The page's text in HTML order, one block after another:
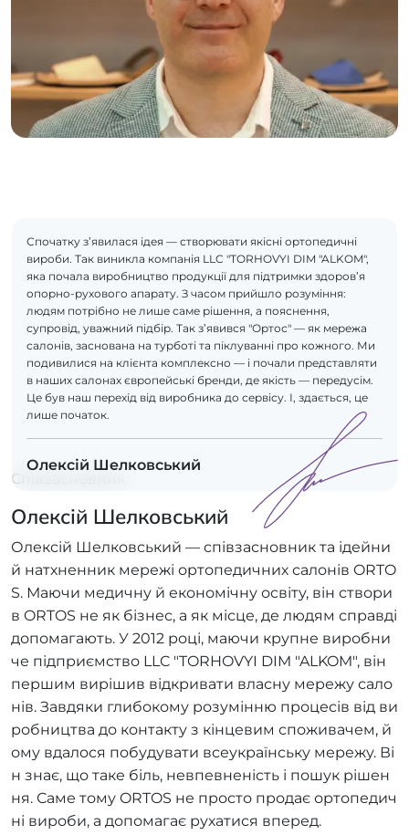
Спочатку з’явилася ідея — створювати якісні ортопедичні
вироби. Так виникла компанія LLC "TORHOVYI DIM "ALKOM",
яка почала виробництво продукції для підтримки здоров’я
опорно-рухового апарату. З часом прийшло розуміння:
людям потрібно не лише саме рішення, а пояснення,
супровід, уважний підбір. Так з’явився "Ортос" — як мережа
салонів, заснована на турботі та піклуванні про кожного. Ми
подивилися на клієнта комплексно — і почали представляти
в наших салонах європейські бренди, де якість — передусім.
Це був наш перехід від виробника до сервісу. І, здається, це
лише початок.
Олексій Шелковський
Співзасновник
Олексій Шелковський
Олексій Шелковський — співзасновник та ідейни
й натхненник мережі ортопедичних салонів ORTO
S. Маючи медичну й економічну освіту, він створи
в ORTOS не як бізнес, а як місце, де людям справді
допомагають. У 2012 році, маючи крупне виробни
че підприємство LLC "TORHOVYI DIM "ALKOM", він
першим вирішив відкривати власну мережу сало
нів. Завдяки глибокому розумінню процесів від ви
робництва до контакту з кінцевим споживачем, й
ому вдалося побудувати всеукраїнську мережу. Ві
н знає, що таке біль, невпевненість і пошук рішен
ня. Саме тому ORTOS не просто продає ортопедич
ні вироби, а допомагає рухатися вперед.